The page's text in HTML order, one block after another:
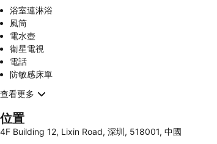
浴室連淋浴
風筒
電水壺
衛星電視
電話
防敏感床單
查看更多
位置
4F Building 12, Lixin Road, 深圳, 518001, 中國